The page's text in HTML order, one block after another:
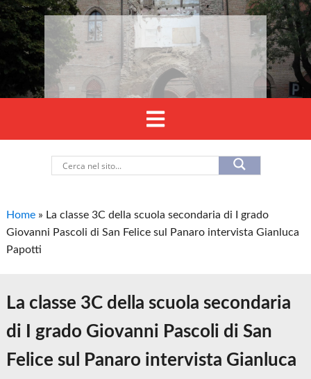
Home » La classe 3C della scuola secondaria di I grado
Giovanni Pascoli di San Felice sul Panaro intervista Gianluca
Papotti
La classe 3C della scuola secondaria
di I grado Giovanni Pascoli di San
Felice sul Panaro intervista Gianluca